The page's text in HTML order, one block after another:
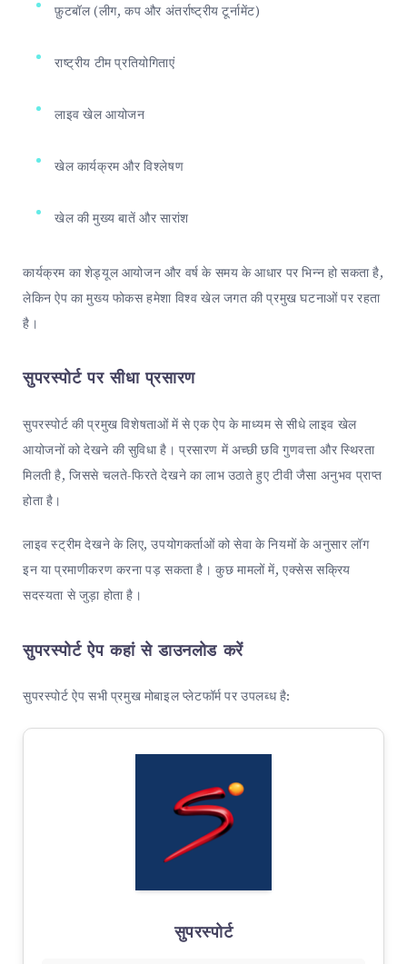
फ़ुटबॉल (लीग, कप और अंतर्राष्ट्रीय टूर्नामेंट)
राष्ट्रीय टीम प्रतियोगिताएं
लाइव खेल आयोजन
खेल कार्यक्रम और विश्लेषण
खेल की मुख्य बातें और सारांश
कार्यक्रम का शेड्यूल आयोजन और वर्ष के समय के आधार पर भिन्न हो सकता है,
लेकिन ऐप का मुख्य फोकस हमेशा विश्व खेल जगत की प्रमुख घटनाओं पर रहता
है।
सुपरस्पोर्ट पर सीधा प्रसारण
सुपरस्पोर्ट की प्रमुख विशेषताओं में से एक ऐप के माध्यम से सीधे लाइव खेल
आयोजनों को देखने की सुविधा है। प्रसारण में अच्छी छवि गुणवत्ता और स्थिरता
मिलती है, जिससे चलते-फिरते देखने का लाभ उठाते हुए टीवी जैसा अनुभव प्राप्त
होता है।
लाइव स्ट्रीम देखने के लिए, उपयोगकर्ताओं को सेवा के नियमों के अनुसार लॉग
इन या प्रमाणीकरण करना पड़ सकता है। कुछ मामलों में, एक्सेस सक्रिय
सदस्यता से जुड़ा होता है।
सुपरस्पोर्ट ऐप कहां से डाउनलोड करें
सुपरस्पोर्ट ऐप सभी प्रमुख मोबाइल प्लेटफॉर्म पर उपलब्ध है:
सुपरस्पोर्ट